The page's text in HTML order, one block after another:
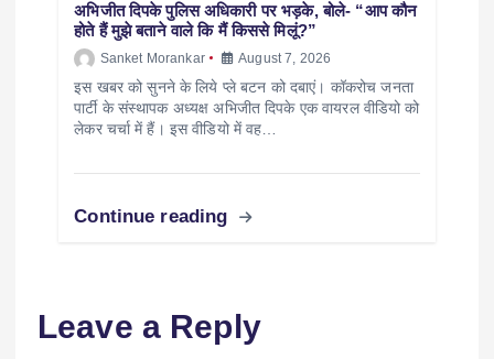
अभिजीत दिपके पुलिस अधिकारी पर भड़के, बोले- “आप कौन
होते हैं मुझे बताने वाले कि मैं किससे मिलूं?”
Sanket Morankar August 7, 2026
इस खबर को सुनने के लिये प्ले बटन को दबाएं। कॉकरोच जनता
पार्टी के संस्थापक अध्यक्ष अभिजीत दिपके एक वायरल वीडियो को
लेकर चर्चा में हैं। इस वीडियो में वह…
Continue reading
Leave a Reply